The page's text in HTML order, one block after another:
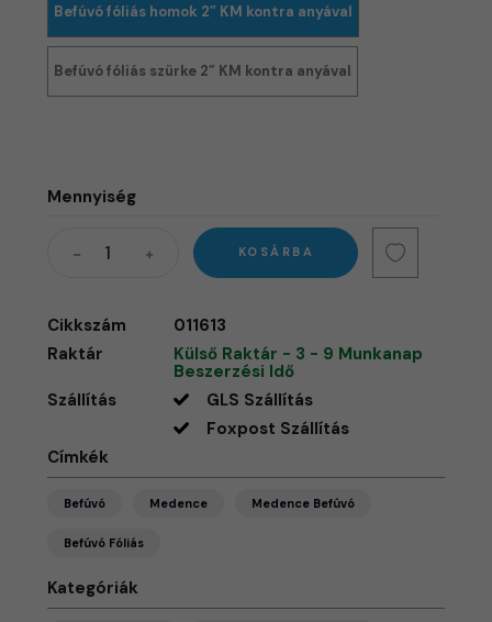
Befúvó fóliás homok 2” KM kontra anyával
Befúvó fóliás szürke 2” KM kontra anyával
Mennyiség
KOSÁRBA
Cikkszám
011613
Raktár
Külső Raktár - 3 - 9 Munkanap
Beszerzési Idő
Szállítás
GLS Szállítás
Foxpost Szállítás
Címkék
Befúvó Medence Medence Befúvó
Befúvó Fóliás
Kategóriák